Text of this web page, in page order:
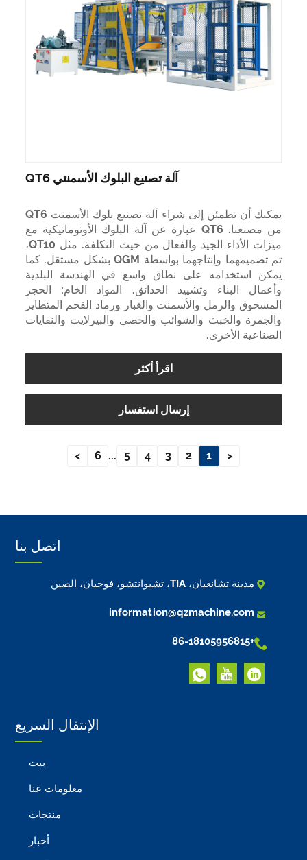
آلة تصنيع البلوك الأسمنتي QT6
يمكنك أن تطمئن إلى شراء آلة تصنيع بلوك الأسمنت QT6
من مصنعنا. QT6 عبارة عن آلة البلوك الأوتوماتيكية مع
ميزات الأداء الجيد والفعال من حيث التكلفة. مثل QT10،
تم تصميمهما وإنتاجهما بواسطة QGM بشكل مستقل. كما
يمكن استخدامه على نطاق واسع في الهندسة البلدية
وأعمال البناء وتشييد الحدائق. المواد الخام: الحجر
المسحوق والرمل والأسمنت والغبار ورماد الفحم المتطاير
والجمرة والخبث والشوائب والحصى والبيرلايت والنفايات
الصناعية الأخرى.
اقرأ أكثر
إرسال استفسار
<
1
2
3
4
5
...
6
>
اتصل بنا
 مدينة تشانغبان، TIA، تشيوانتشو، فوجيان، الصين

information@qzmachine.com

+86-18105956815
الإنتقال السريع
بيت
معلومات عنا
منتجات
أخبار